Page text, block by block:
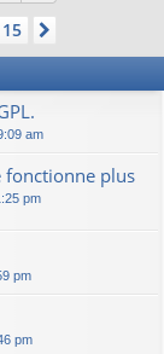
h
15
am
fonctionne plus
pm
pm
pm